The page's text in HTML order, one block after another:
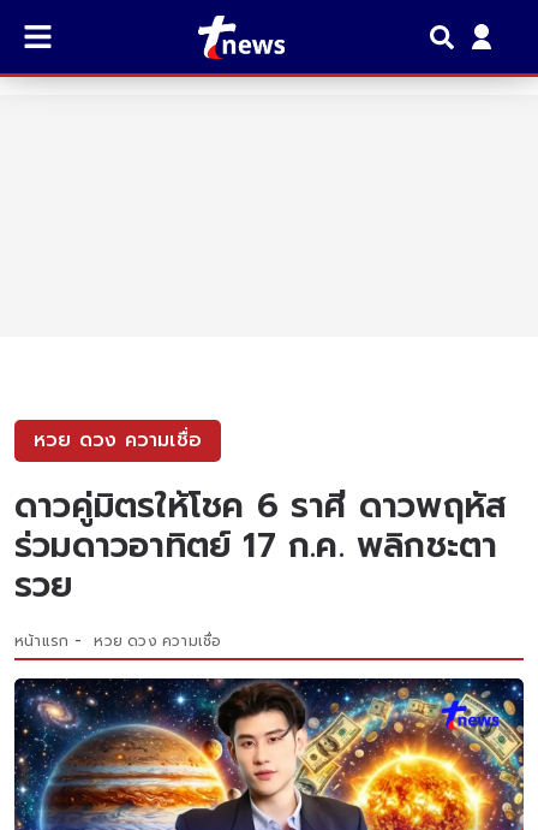
หวย ดวง ความเชื่อ
ดาวคู่มิตรให้โชค 6 ราศี ดาวพฤหัส
ร่วมดาวอาทิตย์ 17 ก.ค. พลิกชะตา
รวย
หน้าแรก หวย ดวง ความเชื่อ